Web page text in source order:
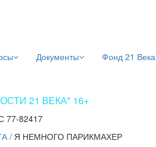
Документы Фонд 21 Века
21 ВЕКА" 16+
77-82417
/ Я НЕМНОГО ПАРИКМАХЕР